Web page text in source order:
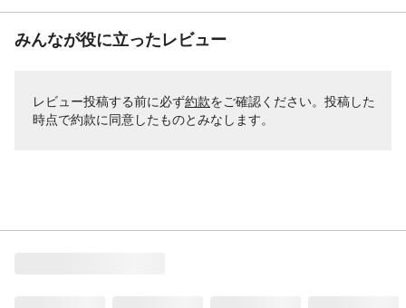
みんなが役に立ったレビュー
レビュー投稿する前に必ず約款をご確認ください。投稿した
時点で約款に同意したものとみなします。